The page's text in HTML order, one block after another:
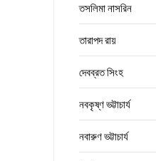
তসলিমা নাসরিন
তারাপদ রায়
দেবব্রত সিংহ
নবকৃষ্ণ ভট্টাচার্য
নবারুণ ভট্টাচার্য